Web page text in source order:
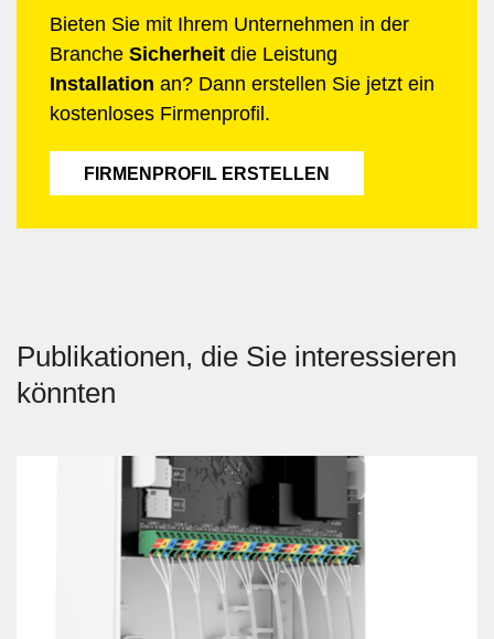
Bieten Sie mit Ihrem Unternehmen in der
Branche Sicherheit die Leistung
Installation an? Dann erstellen Sie jetzt ein
kostenloses Firmenprofil.
FIRMENPROFIL ERSTELLEN
Publikationen, die Sie interessieren
könnten